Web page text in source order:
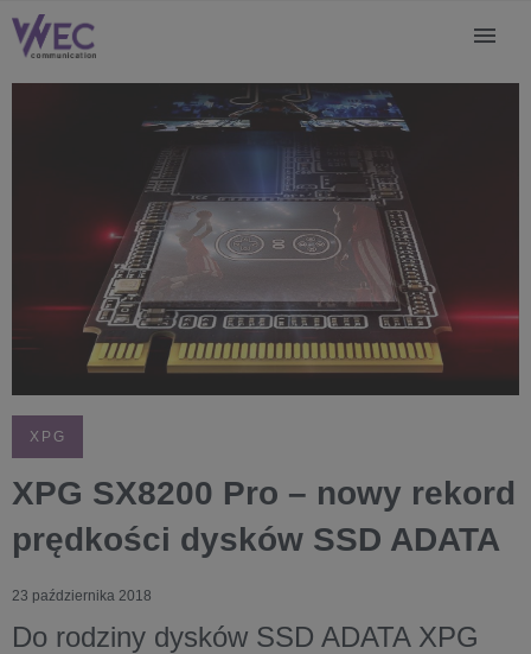
XPG
XPG SX8200 Pro – nowy rekord
prędkości dysków SSD ADATA
23 października 2018
Do rodziny dysków SSD ADATA XPG